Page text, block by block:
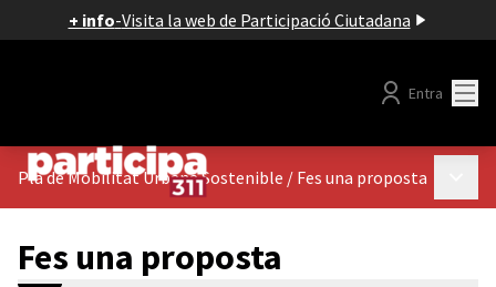
+ info-Visita la web de Participació Ciutadana
Entra
Pla de Mobilitat Urbana Sostenible / Fes una proposta
Fes una proposta